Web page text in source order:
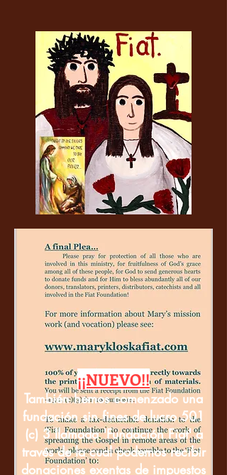
¡¡NUEVO!!
También hemos comenzado una
fundación sin fines de lucro 501
(c) 3 llamada 'Fundación Fiat' a
través de la cual podemos recibir
donaciones exentas de impuestos